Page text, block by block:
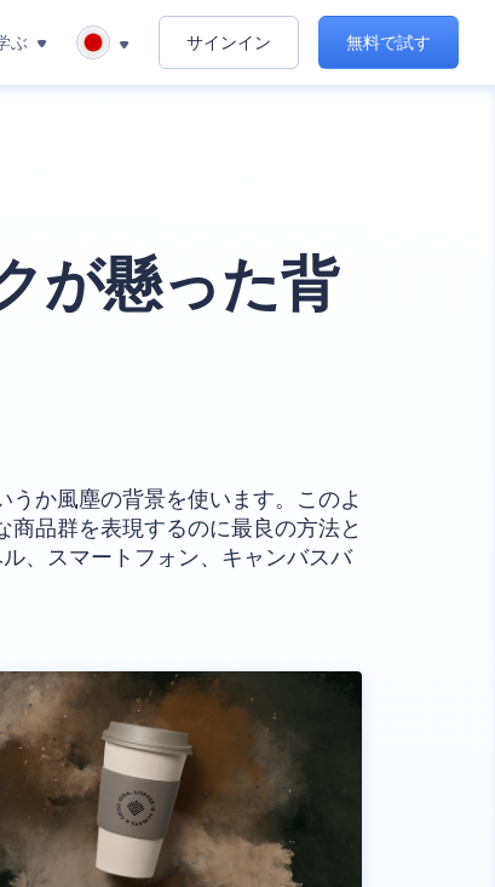
ぶ サインイン 無料で試す
が懸った背
か風塵の背景を使います。このよ
品群を表現するのに最良の方法と
、スマートフォン、キャンバスバ